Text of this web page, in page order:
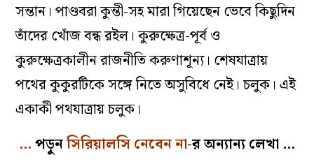
সন্তান। পাণ্ডবরা কুন্তী-সহ মারা গিয়েছেন ভেবে কিছুদিন
তাঁদের খোঁজ বন্ধ রইল। কুরুক্ষেত্র-পূর্ব ও
কুরুক্ষেত্রকালীন রাজনীতি করুণাশূন্য। শেষযাত্রায়
পথের কুকুরটিকে সঙ্গে নিতে অসুবিধে নেই। চলুক। এই
একাকী পথযাত্রায় চলুক।
…পড়ুনসিরিয়ালসি নেবেন না-র অন্যান্য লেখা …